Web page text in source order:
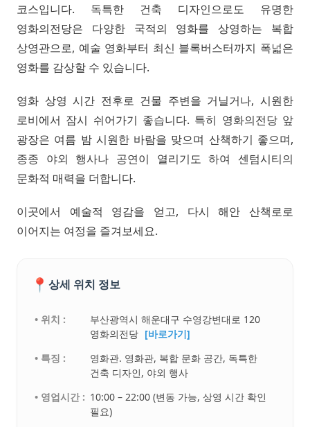
코스입니다. 독특한 건축 디자인으로도 유명한
영화의전당은 다양한 국적의 영화를 상영하는 복합
상영관으로, 예술 영화부터 최신 블록버스터까지 폭넓은
영화를 감상할 수 있습니다.
영화 상영 시간 전후로 건물 주변을 거닐거나, 시원한
로비에서 잠시 쉬어가기 좋습니다. 특히 영화의전당 앞
광장은 여름 밤 시원한 바람을 맞으며 산책하기 좋으며,
종종 야외 행사나 공연이 열리기도 하여 센텀시티의
문화적 매력을 더합니다.
이곳에서 예술적 영감을 얻고, 다시 해안 산책로로
이어지는 여정을 즐겨보세요.
📍 상세 위치 정보
• 위치 :
부산광역시 해운대구 수영강변대로 120
영화의전당 [바로가기]
• 특징 :
영화관. 영화관, 복합 문화 공간, 독특한
건축 디자인, 야외 행사
• 영업시간 : 10:00 – 22:00 (변동 가능, 상영 시간 확인
필요)